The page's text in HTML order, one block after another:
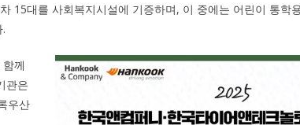
15대를 사회복지시설에 기증하며, 이 중에는 어린이 통학
께
관은
우산